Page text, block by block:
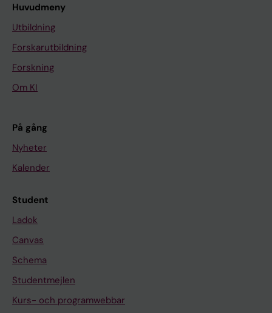
Huvudmeny
Utbildning
Forskarutbildning
Forskning
Om KI
På gång
Nyheter
Kalender
Student
Ladok
Canvas
Schema
Studentmejlen
Kurs- och programwebbar